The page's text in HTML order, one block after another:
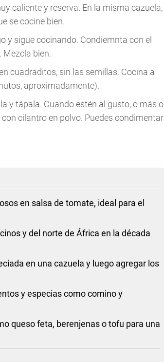
caliente y reserva. En la misma cazuela,
se cocine bien.
y sigue cocinando. Condiemnta con el
Mezcla bien.
cuadraditos, sin las semillas. Cocina a
aproximadamente).
y tápala. Cuando estén al gusto, o más o
cilantro en polvo. Puedes condimentar
en salsa de tomate, ideal para el
y del norte de África en la década
en una cazuela y luego agregar los
y especias como comino y
queso feta, berenjenas o tofu para una